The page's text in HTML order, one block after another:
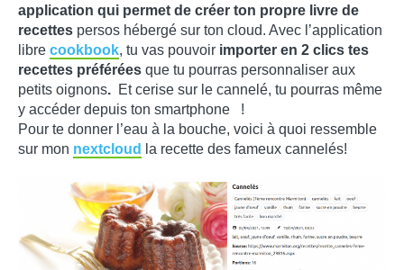
application qui permet de créer ton propre livre de
recettes persos hébergé sur ton cloud. Avec l’application
libre cookbook, tu vas pouvoir importer en 2 clics tes
recettes préférées que tu pourras personnaliser aux
petits oignons. Et cerise sur le cannelé, tu pourras même
y accéder depuis ton smartphone !
Pour te donner l’eau à la bouche, voici à quoi ressemble
sur mon nextcloud la recette des fameux cannelés!